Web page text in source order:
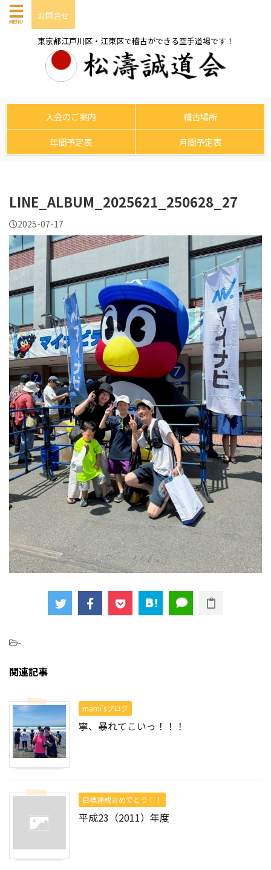
お問合せ
東京都江戸川区・江東区で稽古ができる空手道場です！
入会のご案内
稽古場所
年間予定表
月間予定表
LINE_ALBUM_2025621_250628_27
2025-07-17
-
関連記事
mami'sブログ
寧、暴れてこいっ！！！
目標達成おめでとう！！
平成23（2011）年度